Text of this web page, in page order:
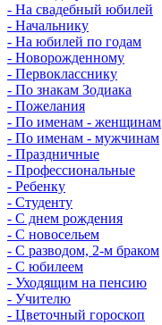
- На свадебный юбилей
- Начальнику
- На юбилей по годам
- Новорожденному
- Первокласснику
- По знакам Зодиака
- Пожелания
- По именам - женщинам
- По именам - мужчинам
- Праздничные
- Профессиональные
- Ребенку
- Студенту
- С днем рождения
- С новосельем
- С разводом, 2-м браком
- С юбилеем
- Уходящим на пенсию
- Учителю
- Цветочный гороскоп